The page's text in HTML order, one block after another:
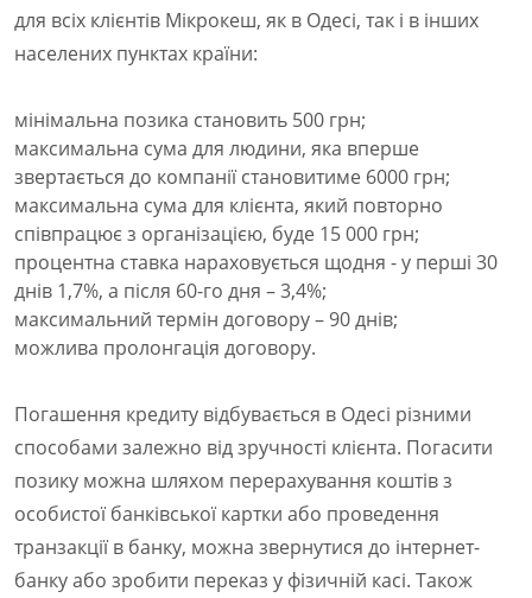
для всіх клієнтів Мікрокеш, як в Одесі, так і в інших
населених пунктах країни:
мінімальна позика становить 500 грн;
максимальна сума для людини, яка вперше
звертається до компанії становитиме 6000 грн;
максимальна сума для клієнта, який повторно
співпрацює з організацією, буде 15 000 грн;
процентна ставка нараховується щодня - у перші 30
днів 1,7%, а після 60-го дня – 3,4%;
максимальний термін договору – 90 днів;
можлива пролонгація договору.
Погашення кредиту відбувається в Одесі різними
способами залежно від зручності клієнта. Погасити
позику можна шляхом перерахування коштів з
особистої банківської картки або проведення
транзакції в банку, можна звернутися до інтернет-
банку або зробити переказ у фізичній касі. Також